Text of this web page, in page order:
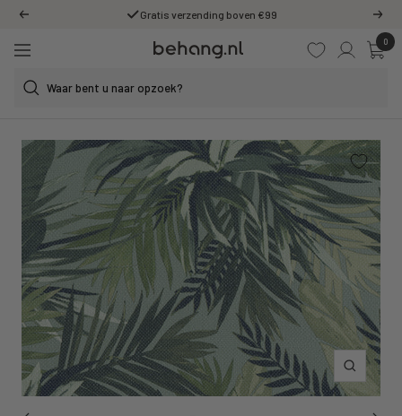
naar
content
Vorige Gratis verzending boven €99
0
Behang.nl
Navigatie
Inzoomen